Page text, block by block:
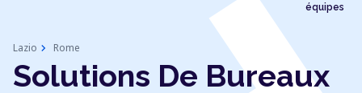
équipes
Lazio chevron_right Rome
Solutions De Bureaux